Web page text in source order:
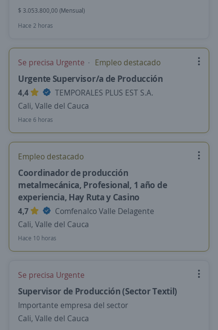
$ 3.053.800,00 (Mensual)
Hace 2 horas
Se precisa Urgente Empleo destacado
Urgente Supervisor/a de Producción
4,4
TEMPORALES PLUS EST S.A.
Cali, Valle del Cauca
Hace 6 horas
Empleo destacado
Coordinador de producción
metalmecánica, Profesional, 1 año de
experiencia, Hay Ruta y Casino
4,7
Comfenalco Valle Delagente
Cali, Valle del Cauca
Hace 10 horas
Se precisa Urgente
Supervisor de Producción (Sector Textil)
Importante empresa del sector
Cali, Valle del Cauca